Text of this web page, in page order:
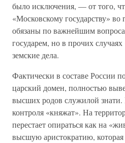
было исключения, — от того,
«Московскому государству» во
обязаны по важнейшим
государем, но в прочих
земские дела.
Фактически в составе России
царский домен, полностью
высших родов служилой знати.
контроля «княжат». На
перестает опираться как на
высшую аристократию,